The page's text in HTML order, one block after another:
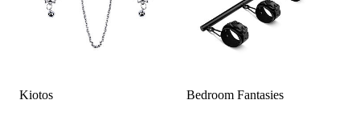
Kiotos Bedroom Fantasies